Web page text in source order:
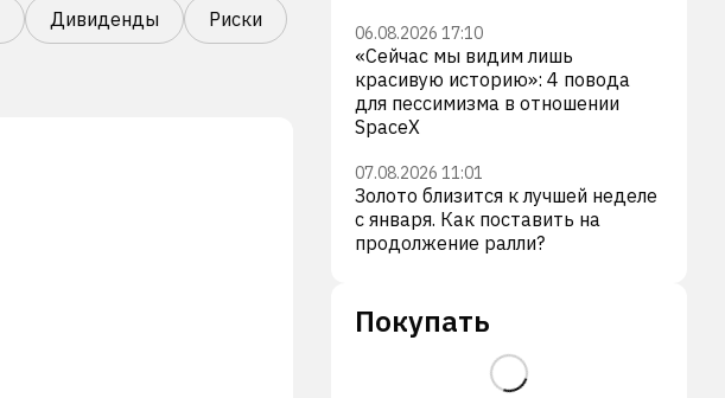
Дивиденды Риски
06.08.2026 17:10
«Сейчас мы видим лишь
красивую историю»: 4 повода
для пессимизма в отношении
SpaceX
07.08.2026 11:01
Золото близится к лучшей неделе
с января. Как поставить на
продолжение ралли?
Покупать